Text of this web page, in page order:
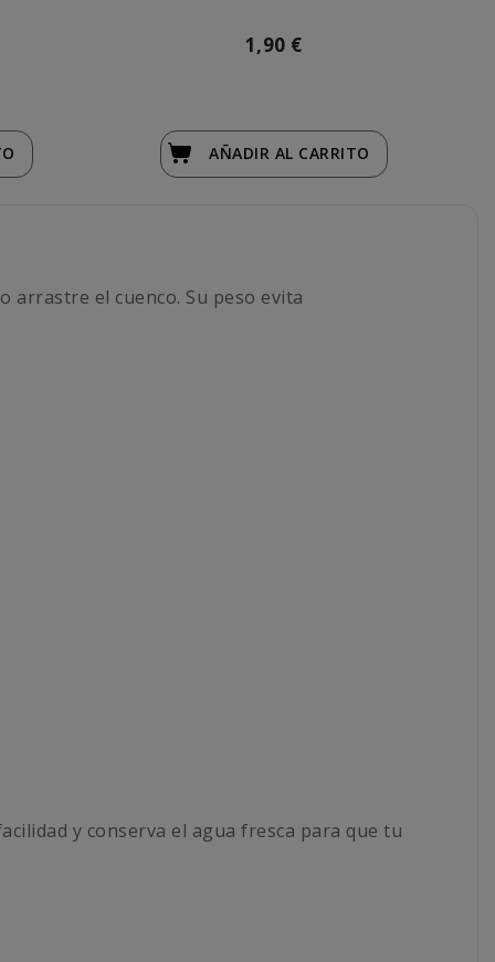
1,90 €
AÑADIR AL CARRITO
arrastre el cuenco. Su peso evita
y conserva el agua fresca para que tu